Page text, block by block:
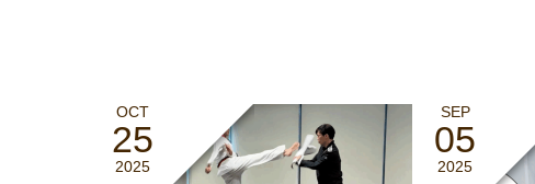
OCT
25
2025
SEP
05
2025